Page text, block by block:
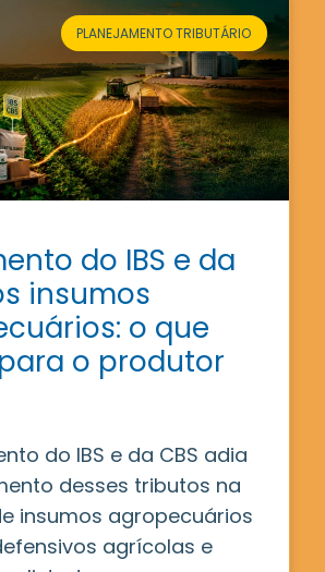
PLANEJAMENTO TRIBUTÁRIO
do IBS e da
insumos
o que
o produtor
do IBS e da CBS adia
desses tributos na
insumos agropecuários
agrícolas e